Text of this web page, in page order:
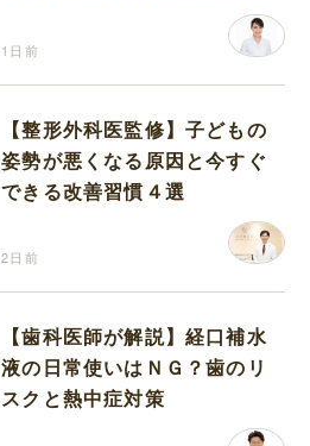
1日前
【整形外科医監修】子どもの
姿勢が悪くなる原因と今すぐ
できる改善習慣４選
2日前
【歯科医師が解説】経口補水
液の日常使いはＮＧ？歯のリ
スクと熱中症対策